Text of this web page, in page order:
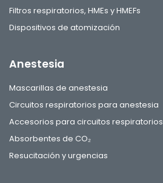
Filtros respiratorios, HMEs y HMEFs
Dispositivos de atomización
Anestesia
Mascarillas de anestesia
Circuitos respiratorios para anestesia
Accesorios para circuitos respiratorios
Absorbentes de CO₂
Resucitación y urgencias